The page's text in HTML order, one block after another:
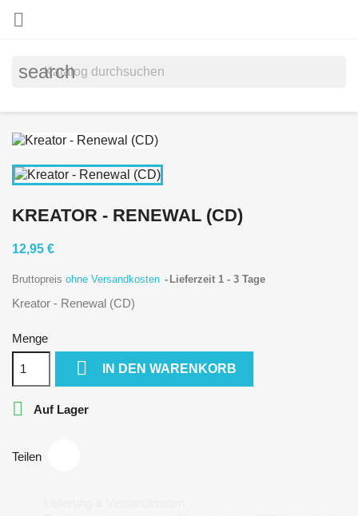

search
KREATOR - RENEWAL (CD)
12,95 €
Bruttopreis ohne Versandkosten Lieferzeit 1 - 3 Tage
Kreator - Renewal (CD)
Menge
 IN DEN WARENKORB
 Auf Lager
Teilen